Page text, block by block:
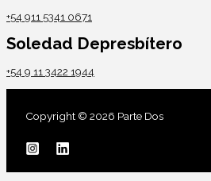
+54 911 5341 0671
Soledad Depresbítero
+54 9 11 3422 1944
Copyright © 2026 Parte Dos